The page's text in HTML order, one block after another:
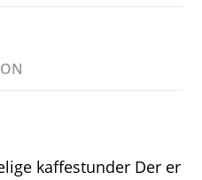
kaffestunder Der er